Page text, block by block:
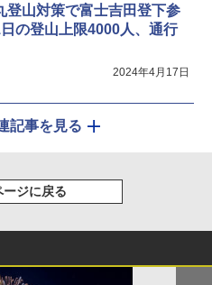
登山対策で富士吉田登下参
の登山上限4000人、通行
2024年4月17日
記事を見る
ージに戻る